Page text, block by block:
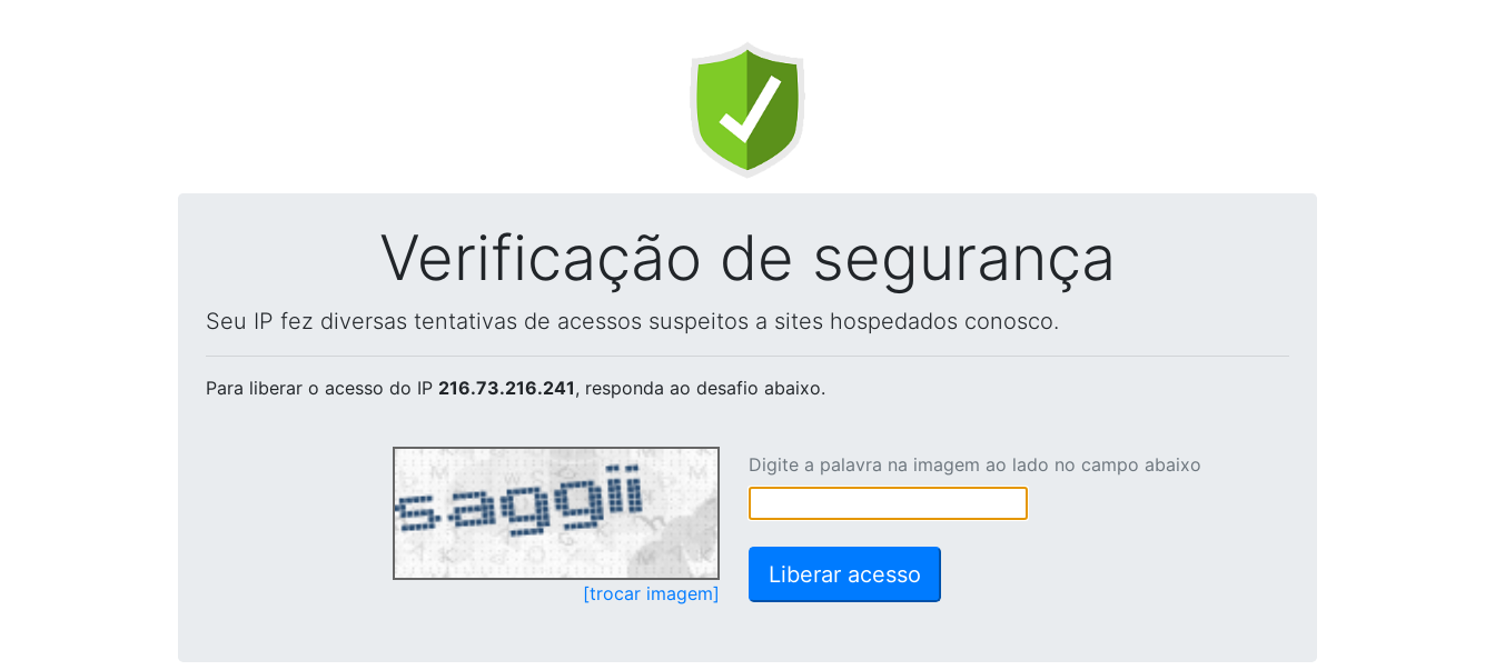
Verificação de segurança
Seu IP fez diversas tentativas de acessos suspeitos a sites hospedados conosco.
Para liberar o acesso do IP 216.73.216.241, responda ao desafio abaixo.
[trocar imagem]
Digite a palavra na imagem ao lado no campo abaixo